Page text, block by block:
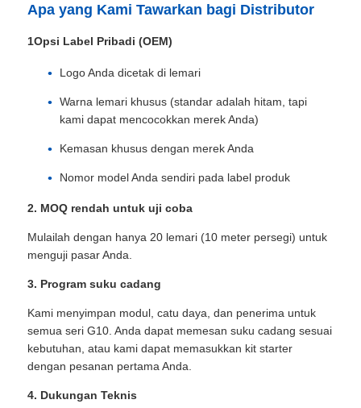
Video
Tentang Kami
Kontrol kualitas
Hubungi Kami
Berita
Kasus
Apa yang Kami Tawarkan bagi Distributor
1Opsi Label Pribadi (OEM)
Logo Anda dicetak di lemari
Warna lemari khusus (standar adalah hitam, tapi
kami dapat mencocokkan merek Anda)
Kemasan khusus dengan merek Anda
Nomor model Anda sendiri pada label produk
2. MOQ rendah untuk uji coba
Mulailah dengan hanya 20 lemari (10 meter persegi) untuk
menguji pasar Anda.
3. Program suku cadang
Kami menyimpan modul, catu daya, dan penerima untuk
semua seri G10. Anda dapat memesan suku cadang sesuai
kebutuhan, atau kami dapat memasukkan kit starter
dengan pesanan pertama Anda.
4. Dukungan Teknis